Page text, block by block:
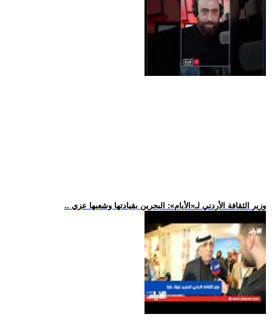
.. وزير الثقافة الأردني لـ«الأيام»: البحرين بقيادتها وشعبها عزي